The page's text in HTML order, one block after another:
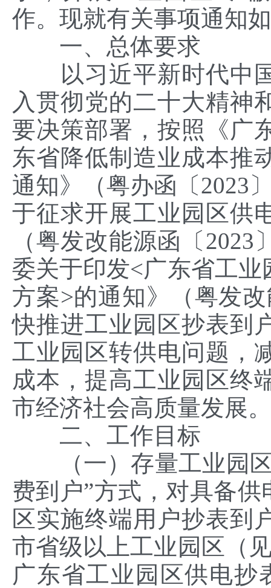
作。现就有关事项通知
一、总体要求
以习近平新时代中国
入贯彻党的二十大精神
要决策部署，按照《广
东省降低制造业成本推
通知》（粤办函〔2023
于征求开展工业园区供
（粤发改能源函〔
委关于印发<广东省工
方案>的通知》（粤发
快推进工业园区抄表到
工业园区转供电问题，
成本，提高工业园区终
市经济社会高质量发展。
二、工作目标
（一）存量工业园区
费到户”方式，对具备
区实施终端用户抄表到
市省级以上工业园区（
广东省工业园区供电抄